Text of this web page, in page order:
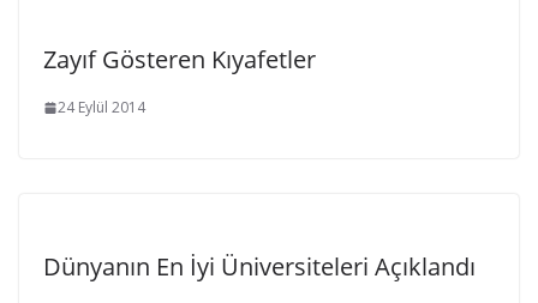
Zayıf Gösteren Kıyafetler
24 Eylül 2014
Dünyanın En İyi Üniversiteleri Açıklandı